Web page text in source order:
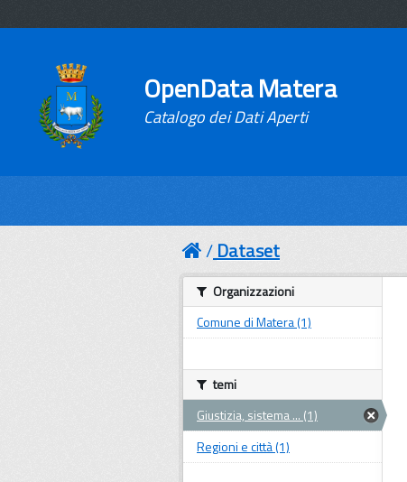
OpenData Matera
Catalogo dei Dati Aperti
Dataset
Organizzazioni
Comune di Matera (1)
temi
Giustizia, sistema ... (1)
Regioni e città (1)